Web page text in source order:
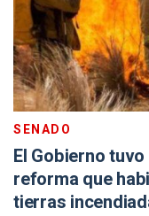
SENADO
El Gobierno
reforma que
tierras